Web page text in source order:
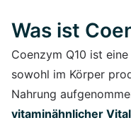
Was ist
Coenzym Q10 ist eine
sowohl im Körper
Nahrung
vitaminähnlicher